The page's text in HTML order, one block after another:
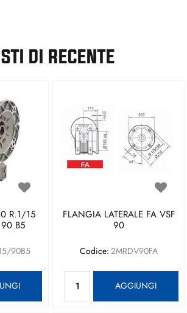
DI RECENTE
R.1/15
B5
90B5
FLANGIA LATERALE FA VSF
90
Codice: 2MRDV90FA
AGGIUNGI